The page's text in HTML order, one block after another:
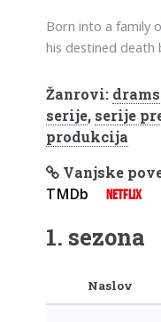
Born into a family
his destined death
Žanrovi:
serije, serije
produkcija
Vanjske
TMDb NETFLIX
1. sezona
Naslov